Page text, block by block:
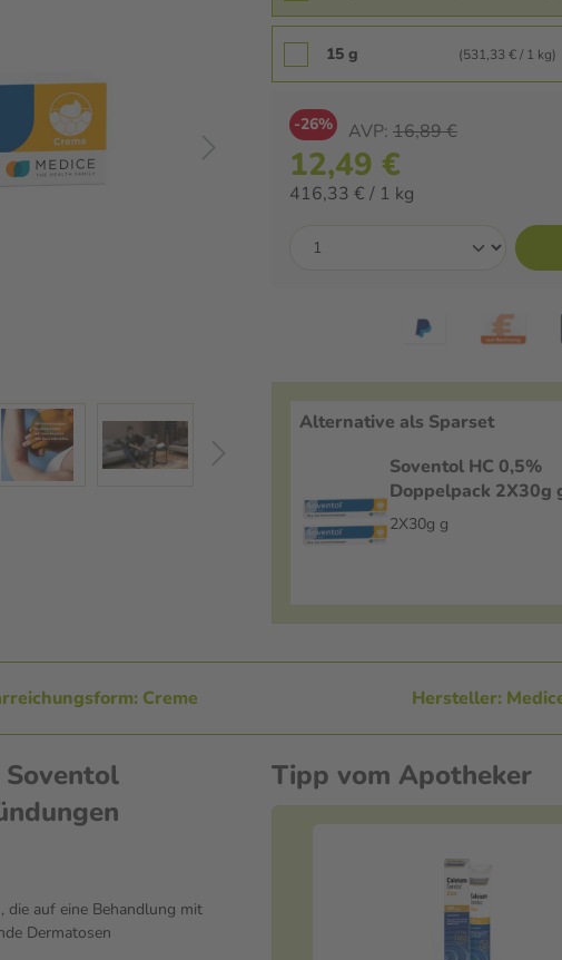
15 g (531,33 € / 1 kg)
-26% AVP: 16,89 €
12,49 €
416,33 € / 1 kg
Alternative als Sparset
Soventol HC 0,5%
Doppelpack 2X30g
2X30g g
Creme Hersteller:
die auf eine Behandlung mit
Dermatosen
Tipp vom Apotheker